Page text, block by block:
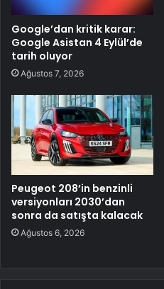
Google’dan kritik karar:
Google Asistan 4 Eylül’de
tarih oluyor
Ağustos 7, 2026
Peugeot 208’in benzinli
versiyonları 2030’dan
sonra da satışta kalacak
Ağustos 6, 2026